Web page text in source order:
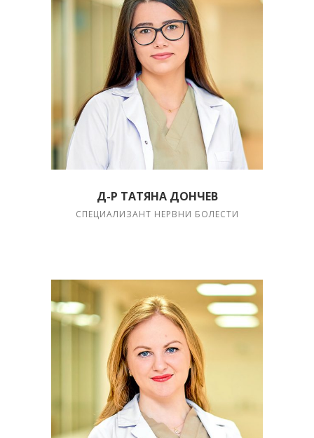
Д-Р ТАТЯНА ДОНЧЕВ
СПЕЦИАЛИЗАНТ НЕРВНИ БОЛЕСТИ